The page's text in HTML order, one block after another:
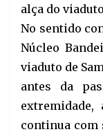
alça do
No sentido
Núcleo
viaduto de
antes da
continua com